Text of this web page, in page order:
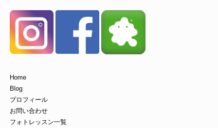
Home
Blog
プロフィール
お問い合わせ
フォトレッスン一覧